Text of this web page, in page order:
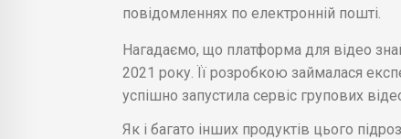
повідомленнях по електронній пошті.
Нагадаємо, що платформа для відео
2021 року. Її розробкою займалася
успішно запустила сервіс групових
Як і багато інших продуктів цього